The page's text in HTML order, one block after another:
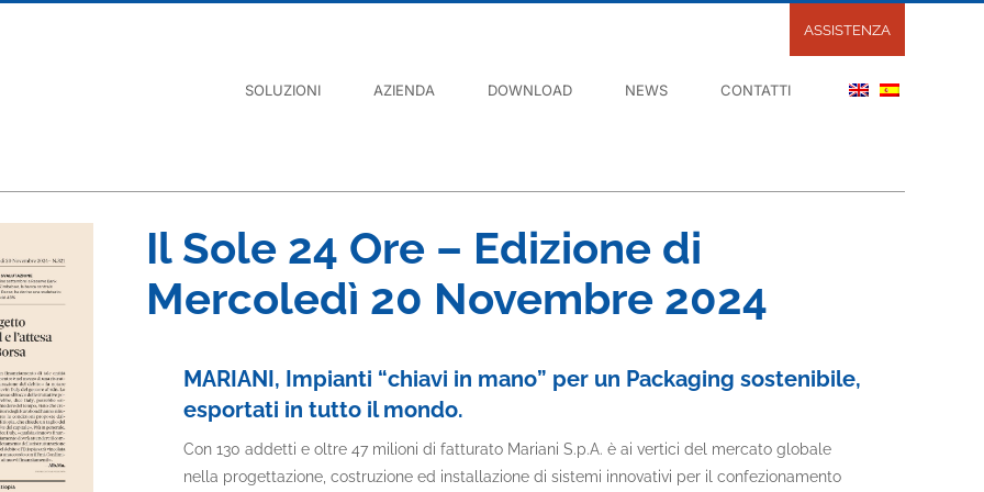
ASSISTENZA
SOLUZIONI AZIENDA DOWNLOAD NEWS CONTATTI
Il Sole 24 Ore – Edizione di
Mercoledì 20 Novembre 2024
MARIANI, Impianti “chiavi in mano” per un Packaging sostenibile,
esportati in tutto il mondo.
Con 130 addetti e oltre 47 milioni di fatturato Mariani S.p.A. è ai vertici del mercato globale
nella progettazione, costruzione ed installazione di sistemi innovativi per il confezionamento